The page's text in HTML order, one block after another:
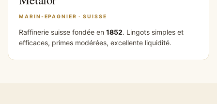
MARIN-EPAGNIER · SUISSE
Raffinerie suisse fondée en1852. Lingots simples et
efficaces, primes modérées, excellente liquidité.